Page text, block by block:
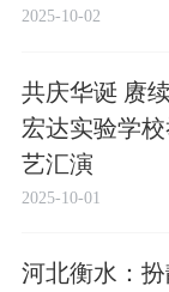
2025-10-02
共庆华诞 赓
宏达实验学
艺汇演
2025-10-01
河北衡水：